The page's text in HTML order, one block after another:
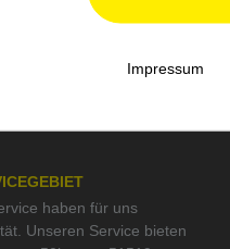
haben für uns
Unseren Service bieten
Impressum